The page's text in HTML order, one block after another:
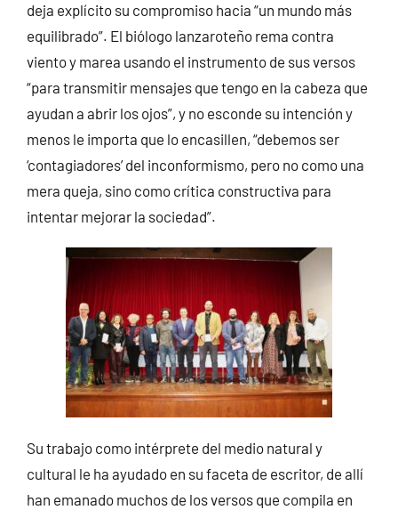
deja explícito su compromiso hacia “un mundo más
equilibrado”. El biólogo lanzaroteño rema contra
viento y marea usando el instrumento de sus versos
“para transmitir mensajes que tengo en la cabeza que
ayudan a abrir los ojos”, y no esconde su intención y
menos le importa que lo encasillen, “debemos ser
‘contagiadores’ del inconformismo, pero no como una
mera queja, sino como crítica constructiva para
intentar mejorar la sociedad”.
Su trabajo como intérprete del medio natural y
cultural le ha ayudado en su faceta de escritor, de allí
han emanado muchos de los versos que compila en